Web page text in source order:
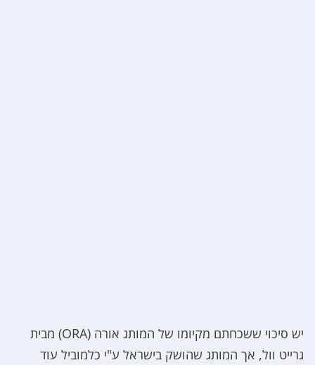
יש סיכוי ששכחתם מקיומו של המותג אורה (ORA) מבית
גרייט וול, אך המותג שהושק בישראל ע"י כלמוביל עוד